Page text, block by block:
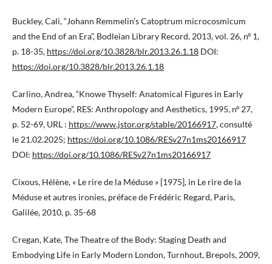
Buckley, Cali, “Johann Remmelin’s Catoptrum microcosmicum
and the End of an Era”, Bodleian Library Record, 2013, vol. 26, nº 1,
p. 18-35, https://doi.org/10.3828/blr.2013.26.1.18 DOI:
https://doi.org/10.3828/blr.2013.26.1.18
Carlino, Andrea, “Knowe Thyself: Anatomical Figures in Early
Modern Europe”, RES: Anthropology and Aesthetics, 1995, nº 27,
p. 52-69, URL : https://www.jstor.org/stable/20166917, consulté
le 21.02.2025; https://doi.org/10.1086/RESv27n1ms20166917
DOI: https://doi.org/10.1086/RESv27n1ms20166917
Cixous, Hélène, « Le rire de la Méduse » [1975], in Le rire de la
Méduse et autres ironies, préface de Frédéric Regard, Paris,
Galilée, 2010, p. 35-68
Cregan, Kate, The Theatre of the Body: Staging Death and
Embodying Life in Early Modern London, Turnhout, Brepols, 2009,